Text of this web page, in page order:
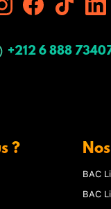
+212 6 888
?
BAC
BAC